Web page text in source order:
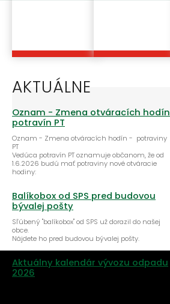
AKTUÁLNE
Oznam - Zmena otváracích hodín
potravín PT
Oznam - Zmena otváracích hodín - potraviny
PT
Vedúca potravín PT oznamuje občanom, že od
1.6.2026 budú mať potraviny nové otváracie
hodiny:
Balíkobox od SPS pred budovou
bývalej pošty
Sľúbený "balíkobox" od SPS už dorazil do našej
obce.
Nájdete ho pred budovou bývalej pošty.
Aktuálny kalendár vývozu odpadu
2026